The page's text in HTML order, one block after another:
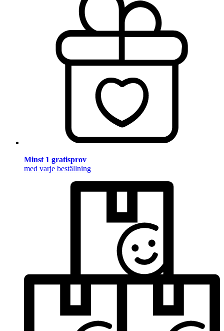
Minst 1 gratisprov
med varje beställning